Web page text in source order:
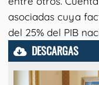
asociadas cuya
del 25% del PIB
DESCARGAS